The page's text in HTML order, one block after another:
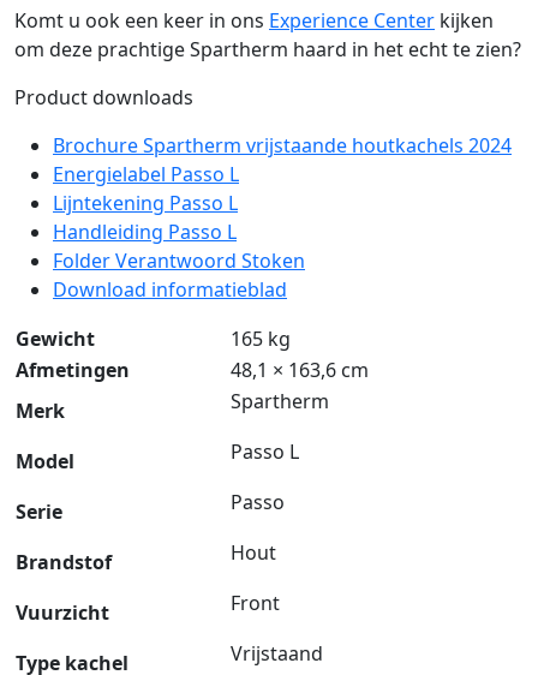
Komt u ook een keer in ons Experience Center kijken
om deze prachtige Spartherm haard in het echt te zien?
Product downloads
Brochure Spartherm vrijstaande houtkachels 2024
Energielabel Passo L
Lijntekening Passo L
Handleiding Passo L
Folder Verantwoord Stoken
Download informatieblad
Gewicht
165 kg
Afmetingen
48,1 × 163,6 cm
Merk
Spartherm
Model Passo L
Serie Passo
Brandstof Hout
Vuurzicht Front
Type kachel Vrijstaand